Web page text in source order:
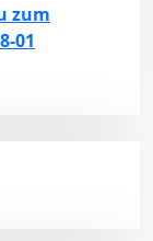
zum
01